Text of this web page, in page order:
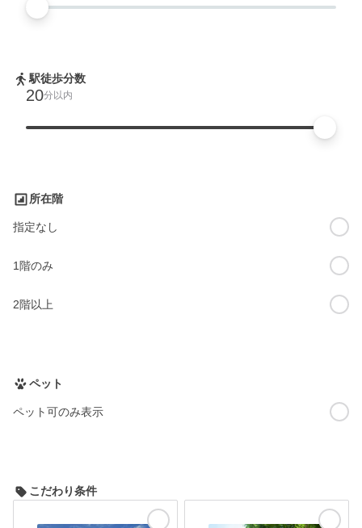
駅徒歩分数
20分以内
所在階
指定なし
1階のみ
2階以上
ペット
ペット可のみ表示
こだわり条件